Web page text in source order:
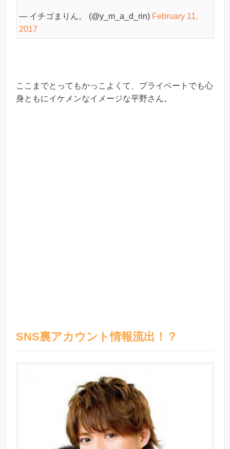
— イチゴまりん。 (@y_m_a_d_rin) February 11,
2017
ここまでとってもかっこよくて、プライベートでも心
身ともにイケメンなイメージな平野さん。
SNS裏アカウント情報流出！？